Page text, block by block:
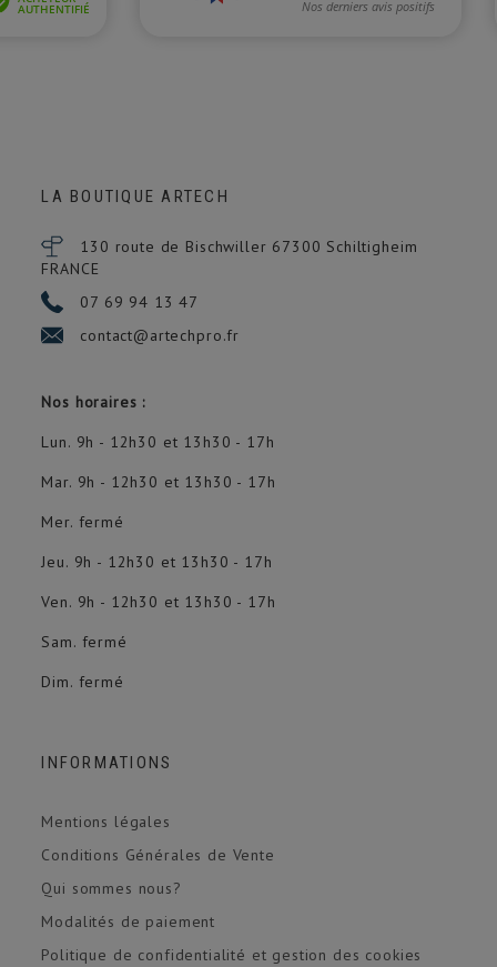
LA BOUTIQUE ARTECH
130 route de Bischwiller 67300 Schiltigheim
FRANCE
07 69 94 13 47
contact@artechpro.fr
Nos horaires :
Lun. 9h - 12h30 et 13h30 - 17h
Mar. 9h - 12h30 et 13h30 - 17h
Mer. fermé
Jeu. 9h - 12h30 et 13h30 - 17h
Ven. 9h - 12h30 et 13h30 - 17h
Sam. fermé
Dim. fermé
INFORMATIONS
Mentions légales
Conditions Générales de Vente
Qui sommes nous?
Modalités de paiement
Politique de confidentialité et gestion des cookies